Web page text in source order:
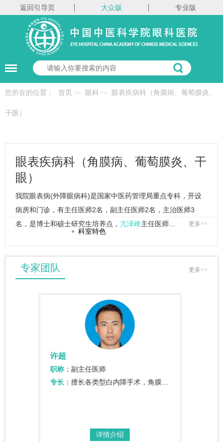
返回引导页 大众版 专业版
您所在的位置： 首页 >> 眼科 >> 眼表疾病科（角膜病、葡萄膜炎、
干眼）
眼表疾病科（角膜病、葡萄膜炎、干
眼）
我院眼表病(外障眼病科)是国家中医药管理局重点专科，开设
病房和门诊，有主任医师2名，副主任医师2名，主治医师3
名，是博士和硕士研究生培养点， 亢泽峰主任医师… 更多>>
科室特色
更多>>
专家团队
许超
职称： 副主任医师
专长：擅长各类型白内障手术，角膜移植手术等眼前段手术。
详情介绍